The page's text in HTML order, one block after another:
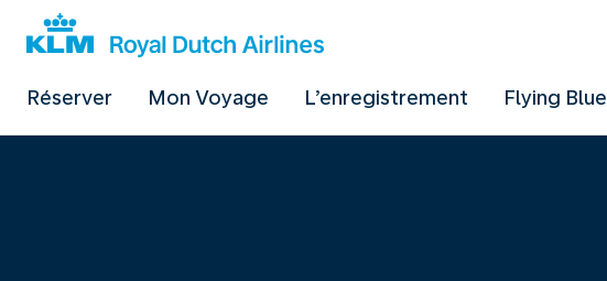
Réserver Mon Voyage L’enregistrement Flying Blue